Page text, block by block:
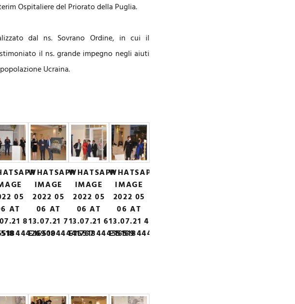
Ospitaliere del Priorato della Puglia.
dal ns. Sovrano Ordine, in cui il
il ns. grande impegno negli aiuti
Ucraina.
05
AT
8
WHATSAPP
IMAGE
2022 05
06 AT
13.07.21 7
E1651844441767
WHATSAPP
IMAGE
2022 05
06 AT
13.07.21 6
E1651844455169
WHATSAPP
IMAGE
2022 05
06 AT
13.07.21 4
E1651844489557